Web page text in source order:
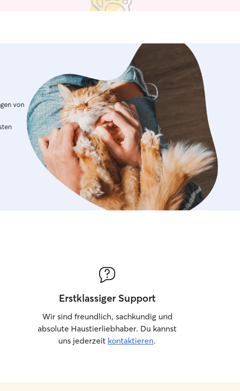
hat das Herrchen selbst und auch bei
von
Erstklassiger Support
Wir sind freundlich, sachkundig und
absolute Haustierliebhaber. Du kannst
uns jederzeit kontaktieren.